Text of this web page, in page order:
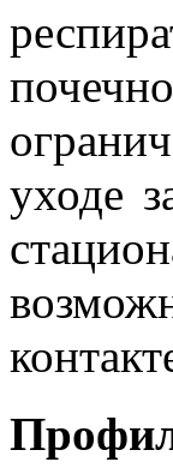
уходе